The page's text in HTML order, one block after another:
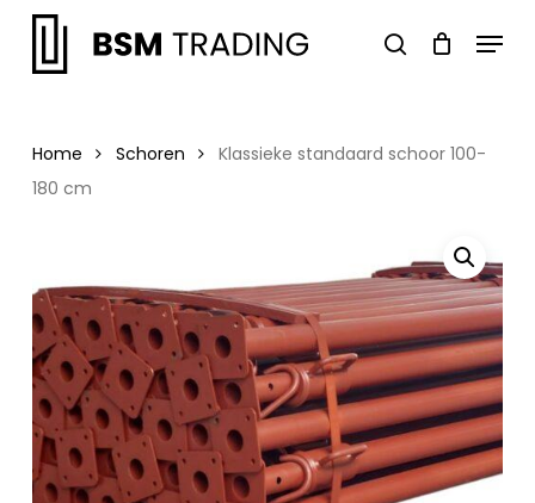
main
search
Menu
Home Schoren
Klassieke standaard schoor 100-
180 cm